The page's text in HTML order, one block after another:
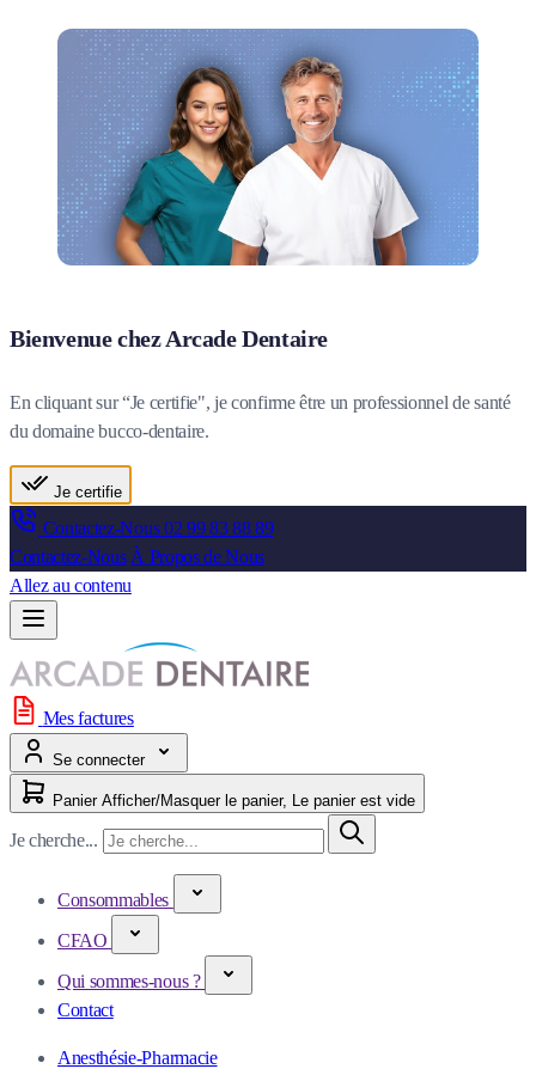
Bienvenue chez Arcade Dentaire
En cliquant sur “Je certifie", je confirme être un professionnel de santé
du domaine bucco-dentaire.
Je certifie
Contactez-Nous02 99 83 88 89
Contactez-Nous À Propos de Nous
Allez au contenu
Mes factures
Se connecter
Panier Afficher/Masquer le panier, Le panier est vide
Je cherche...
Consommables
CFAO
Qui sommes-nous ?
Contact
Anesthésie-Pharmacie